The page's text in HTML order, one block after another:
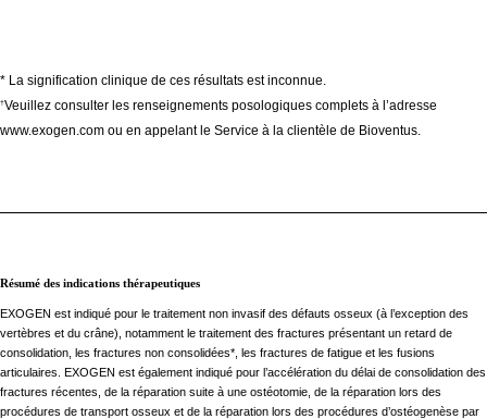
* La signification clinique de ces résultats est inconnue.
†Veuillez consulter les renseignements posologiques complets à l’adresse
www.exogen.com ou en appelant le Service à la clientèle de Bioventus.
Résumé des indications thérapeutiques
EXOGEN est indiqué pour le traitement non invasif des défauts osseux (à l’exception des
vertèbres et du crâne), notamment le traitement des fractures présentant un retard de
consolidation, les fractures non consolidées*, les fractures de fatigue et les fusions
articulaires. EXOGEN est également indiqué pour l’accélération du délai de consolidation des
fractures récentes, de la réparation suite à une ostéotomie, de la réparation lors des
procédures de transport osseux et de la réparation lors des procédures d’ostéogenèse par